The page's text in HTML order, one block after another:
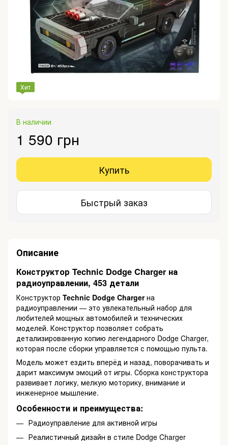
Хит
В наличии
1 590 грн
Купить
Быстрый заказ
Описание
Конструктор Technic Dodge Charger на
радиоуправлении, 453 детали
Конструктор Technic Dodge Chargerна
радиоуправлении — это увлекательный набор для
любителей мощных автомобилей и технических
моделей. Конструктор позволяет собрать
детализированную копию легендарного Dodge Charger,
которая после сборки управляется с помощью пульта.
Модель может ездить вперёд и назад, поворачивать и
дарит максимум эмоций от игры. Сборка конструктора
развивает логику, мелкую моторику, внимание и
инженерное мышление.
Особенности и преимущества:
Радиоуправление для активной игры
Реалистичный дизайн в стиле Dodge Charger